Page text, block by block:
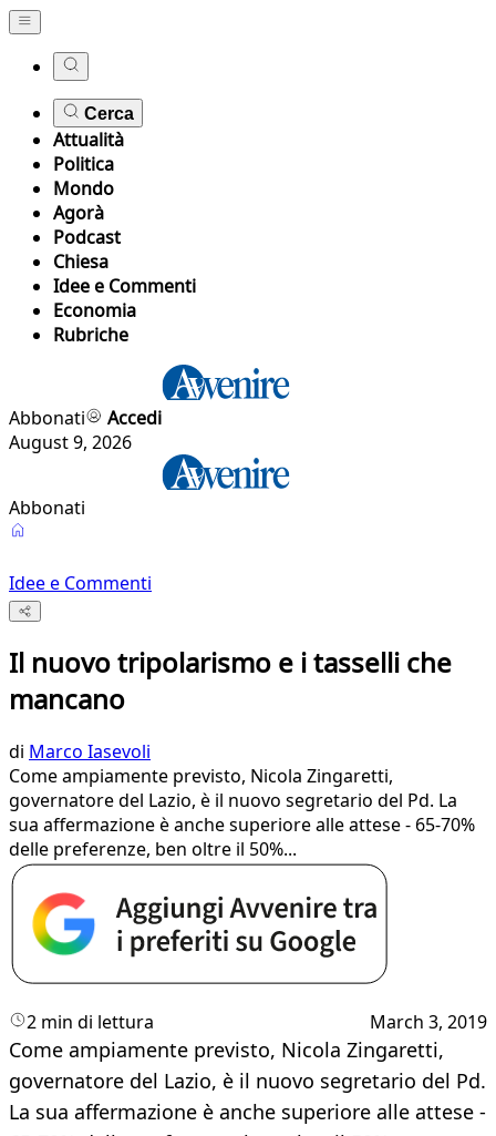
Cerca
Attualità
Politica
Mondo
Agorà
Podcast
Chiesa
Idee e Commenti
Economia
Rubriche
Abbonati
Accedi
August 9, 2026
Abbonati
Idee e Commenti
Il nuovo tripolarismo e i tasselli che
mancano
di Marco Iasevoli
Come ampiamente previsto, Nicola Zingaretti,
governatore del Lazio, è il nuovo segretario del Pd. La
sua affermazione è anche superiore alle attese - 65-70%
delle preferenze, ben oltre il 50%...
2 min di lettura March 3, 2019
Come ampiamente previsto, Nicola Zingaretti,
governatore del Lazio, è il nuovo segretario del Pd.
La sua affermazione è anche superiore alle attese -